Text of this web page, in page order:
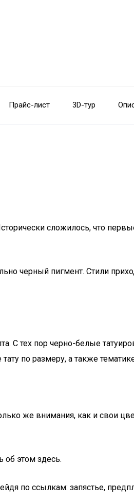
Прайс-лист 3D-тур
сложилось, что
черный пигмент. Стили
С тех пор черно-белые
по размеру, а также
же внимания, как и свои
об этом здесь.
по ссылкам: запястье,